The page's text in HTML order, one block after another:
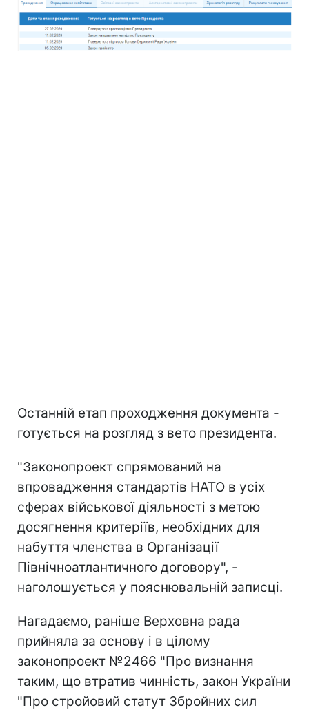
Останній етап проходження документа -
готується на розгляд з вето президента.
"Законопроект спрямований на
впровадження стандартів НАТО в усіх
сферах військової діяльності з метою
досягнення критеріїв, необхідних для
набуття членства в Організації
Північноатлантичного договору", -
наголошується у пояснювальній записці.
Нагадаємо, раніше Верховна рада
прийняла за основу і в цілому
законопроект №2466 "Про визнання
таким, що втратив чинність, закон України
"Про стройовий статут Збройних сил